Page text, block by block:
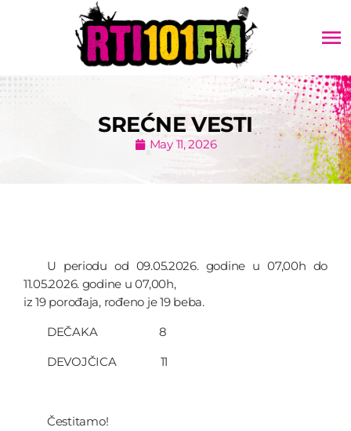
menu
SREĆNE VESTI
May 11, 2026
U periodu od 09.05.2026. godine u 07,00h do
11.05.2026. godine u 07,00h,
iz 19 porođaja, rođeno je 19 beba.
DEČAKA 8
DEVOJČICA 11
Čestitamo!